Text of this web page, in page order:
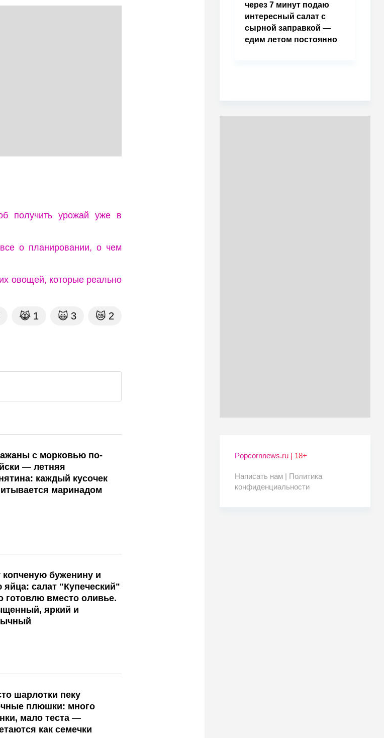
получить урожай уже в
о планировании, о чем
овощей, которые реально
😹 1 🙀 3 😿 2
с морковью по-
— летняя
каждый кусочек
маринадом
копченую буженину и
яйца: салат "Купеческий"
готовлю вместо оливье.
яркий и
шарлотки пеку
плюшки: много
мало теста —
как семечки
через 7 минут подаю
интересный салат с
сырной заправкой —
едим летом постоянно
Popcornnews.ru | 18+
Написать нам | Политика
конфиденциальности